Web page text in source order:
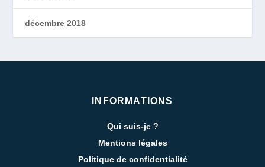
décembre 2018
INFORMATIONS
Qui suis-je ?
Mentions légales
Politique de confidentialité